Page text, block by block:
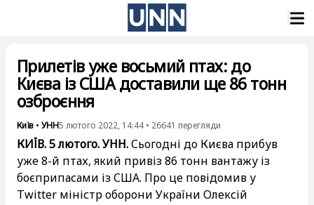
Прилетів уже восьмий птах: до
Києва із США доставили ще 86 тонн
озброєння
Київ • УНН5 лютого 2022, 14:44 • 26641 перегляди
КИЇВ. 5 лютого. УНН.Сьогодні до Києва прибув
уже 8-й птах, який привіз 86 тонн вантажу із
боєприпасами із США. Про це повідомив у
Twitter міністр оборони України Олексій